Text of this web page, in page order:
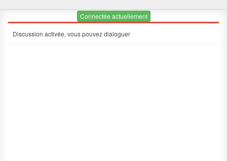
Connectée actuellement
Discussion activée, vous pouvez dialoguer